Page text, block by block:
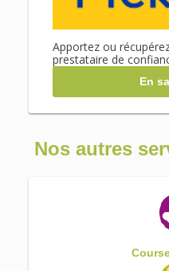
Apportez ou
prestataire de
En
Nos autres